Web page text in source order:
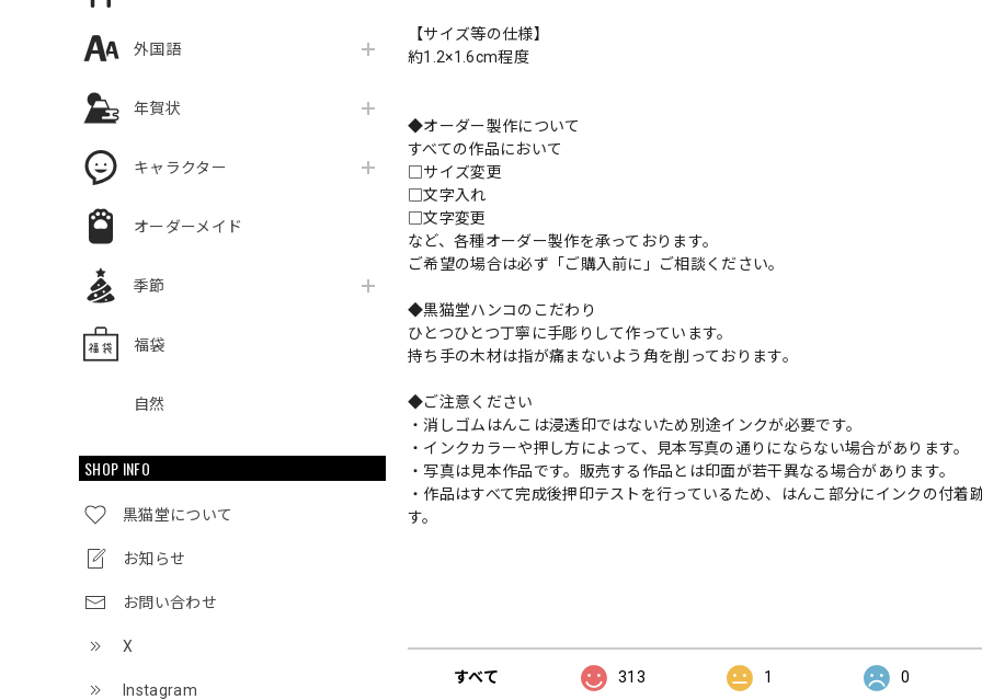
外国語
年賀状
キャラクター
オーダーメイド
季節
福袋
自然
SHOP INFO
黒猫堂について
お知らせ
お問い合わせ
X
Instagram
【サイズ等の仕様】
約1.2×1.6cm程度
◆オーダー製作について
すべての作品において
□サイズ変更
□文字入れ
□文字変更
など、各種オーダー製作を承っております。
ご希望の場合は必ず「ご購入前に」ご相談ください。
◆黒猫堂ハンコのこだわり
ひとつひとつ丁寧に手彫りして作っています。
持ち手の木材は指が痛まないよう角を削っております。
◆ご注意ください
・消しゴムはんこは浸透印ではないため別途インクが必要です。
・インクカラーや押し方によって、見本写真の通りにならない場合があります。
・写真は見本作品です。販売する作品とは印面が若干異なる場合があります。
・作品はすべて完成後押印テストを行っているため、はんこ部分にインクの付
す。
すべて 313 1 0